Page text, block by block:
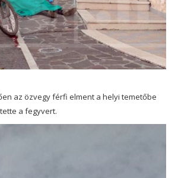
az özvegy férfi elment a helyi temetőbe
a fegyvert.